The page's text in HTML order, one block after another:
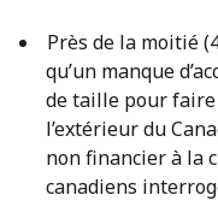
Près de la moitié
qu’un manque
de taille pour
l’extérieur du
non financier à la
canadiens